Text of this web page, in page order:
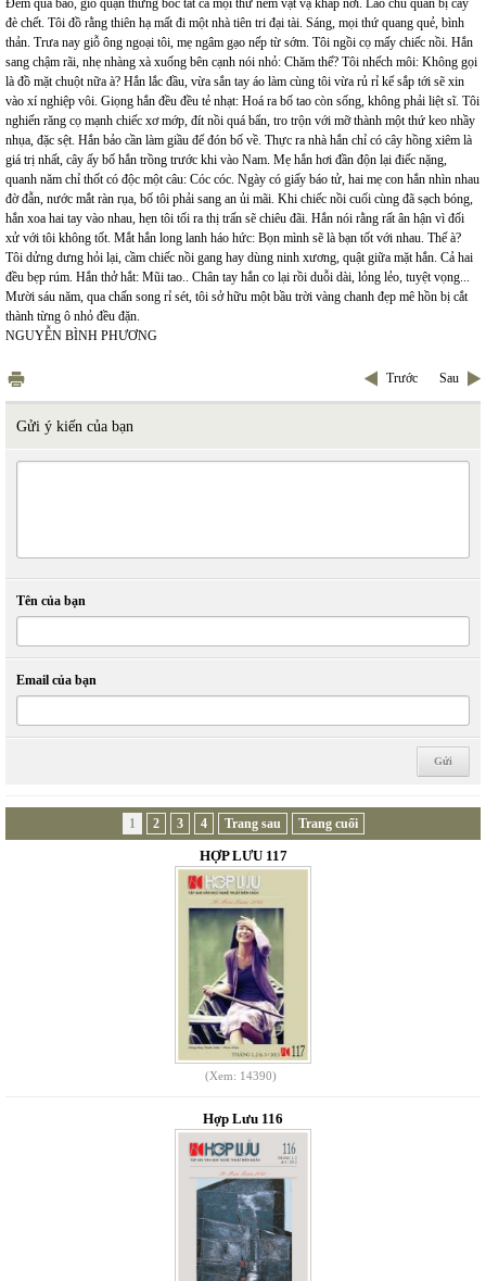
Đêm qua bão, gió quặn thừng bốc tất cả mọi thứ ném vật vạ khắp nơi. Lão chủ quán bị cây
đè chết. Tôi đồ rằng thiên hạ mất đi một nhà tiên tri đại tài. Sáng, mọi thứ quang quẻ, bình
thản. Trưa nay giỗ ông ngoại tôi, mẹ ngâm gạo nếp từ sớm. Tôi ngồi cọ mấy chiếc nồi. Hắn
sang chậm rãi, nhẹ nhàng xà xuống bên cạnh nói nhỏ: Chăm thế? Tôi nhếch môi: Không gọi
là đồ mặt chuột nữa à? Hắn lắc đầu, vừa sắn tay áo làm cùng tôi vừa rủ rỉ kể sắp tới sẽ xin
vào xí nghiệp vôi. Giọng hắn đều đều tẻ nhạt: Hoá ra bố tao còn sống, không phải liệt sĩ. Tôi
nghiến răng cọ mạnh chiếc xơ mớp, đít nồi quá bẩn, tro trộn với mỡ thành một thứ keo nhầy
nhụa, đặc sệt. Hắn bảo cần làm giầu để đón bố về. Thực ra nhà hắn chỉ có cây hồng xiêm là
giá trị nhất, cây ấy bố hắn trồng trước khi vào Nam. Mẹ hắn hơi đần độn lại điếc nặng,
quanh năm chỉ thốt có độc một câu: Cóc cóc. Ngày có giấy báo tử, hai mẹ con hắn nhìn nhau
đờ đẫn, nước mắt ràn rụa, bố tôi phải sang an ủi mãi. Khi chiếc nồi cuối cùng đã sạch bóng,
hắn xoa hai tay vào nhau, hẹn tôi tối ra thị trấn sẽ chiêu đãi. Hắn nói rằng rất ân hận vì đối
xử với tôi không tốt. Mắt hắn long lanh háo hức: Bọn mình sẽ là bạn tốt với nhau. Thế à?
Tôi dửng dưng hỏi lại, cầm chiếc nồi gang hay dùng ninh xương, quật giữa mặt hắn. Cả hai
đều bẹp rúm. Hắn thở hắt: Mũi tao.. Chân tay hắn co lại rồi duỗi dài, lỏng lẻo, tuyệt vọng...
Mười sáu năm, qua chấn song rỉ sét, tôi sở hữu một bầu trời vàng chanh đẹp mê hồn bị cắt
thành từng ô nhỏ đều đặn.
NGUYỄN BÌNH PHƯƠNG
Trước Sau
Gửi ý kiến của bạn
Tên của bạn
Email của bạn
1 2 3 4 Trang sau Trang cuối
HỢP LƯU 117
(Xem: 14390)
Hợp Lưu 116